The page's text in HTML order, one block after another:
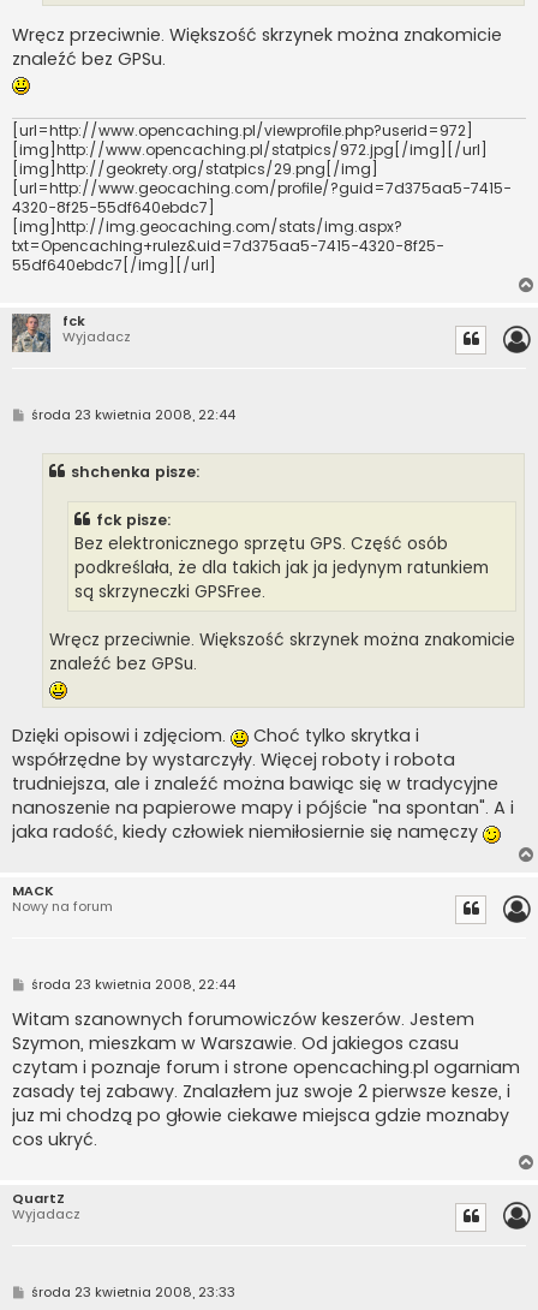
Wręcz przeciwnie. Większość skrzynek można znakomicie
znaleźć bez GPSu.
[url=http://www.opencaching.pl/viewprofile.php?userid=972]
[img]http://www.opencaching.pl/statpics/972.jpg[/img][/url]
[img]http://geokrety.org/statpics/29.png[/img]
[url=http://www.geocaching.com/profile/?guid=7d375aa5-7415-
4320-8f25-55df640ebdc7]
[img]http://img.geocaching.com/stats/img.aspx?
txt=Opencaching+rulez&uid=7d375aa5-7415-4320-8f25-
55df640ebdc7[/img][/url]
fck
Wyjadacz
Pśroda 23 kwietnia 2008, 22:44
shchenka pisze:
fck pisze:
Bez elektronicznego sprzętu GPS. Część osób
podkreślała, że dla takich jak ja jedynym ratunkiem
są skrzyneczki GPSFree.
Wręcz przeciwnie. Większość skrzynek można znakomicie
znaleźć bez GPSu.
Dzięki opisowi i zdjęciom.
Choć tylko skrytka i
współrzędne by wystarczyły. Więcej roboty i robota
trudniejsza, ale i znaleźć można bawiąc się w tradycyjne
nanoszenie na papierowe mapy i pójście "na spontan". A i
jaka radość, kiedy człowiek niemiłosiernie się namęczy
MACK
Nowy na forum
P
s
t
środa 23 kwietnia 2008, 22:44
Witam szanownych forumowiczów keszerów. Jestem
Szymon, mieszkam w Warszawie. Od jakiegos czasu
czytam i poznaje forum i strone opencaching.pl ogarniam
zasady tej zabawy. Znalazłem juz swoje 2 pierwsze kesze, i
juz mi chodzą po głowie ciekawe miejsca gdzie moznaby
cos ukryć.
QuartZ
Wyjadacz
Pśroda 23 kwietnia 2008, 23:33